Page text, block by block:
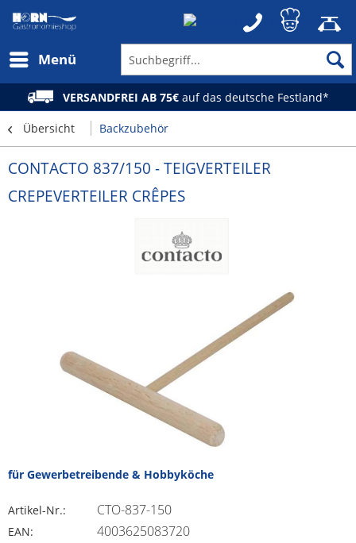
Menü
VERSANDFREI AB 75€ auf das deutsche Festland*
Übersicht Backzubehör
CONTACTO 837/150 - TEIGVERTEILER
CREPEVERTEILER CRÊPES
für Gewerbetreibende & Hobbyköche
Artikel-Nr.: CTO-837-150
EAN: 4003625083720